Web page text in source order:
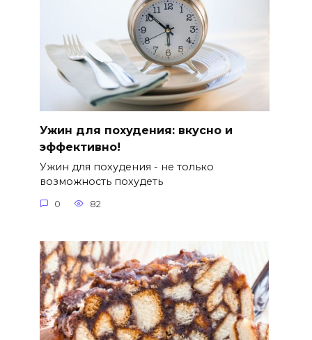
Ужин для похудения: вкусно и
эффективно!
Ужин для похудения - не только
возможность похудеть
0 82